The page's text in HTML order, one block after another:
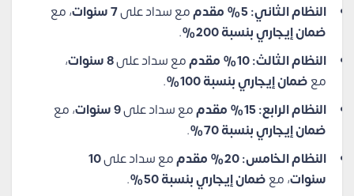
النظام الثاني: 5% مقدم
مع سداد على7 سنوات
، مع
ضمان إيجاري بنسبة 200%
.
النظام الثالث: 10%
مقدممع سداد على8 سنوات
،
معضمان إيجاري بنسبة 100%
.
النظام الرابع: 15%
مقدممع سداد على9 سنوات
، مع
ضمان إيجاري بنسبة 70%
.
النظام الخامس: 20% مقدم
مع سداد على10
سنوات، معضمان إيجاري بنسبة 50%
.